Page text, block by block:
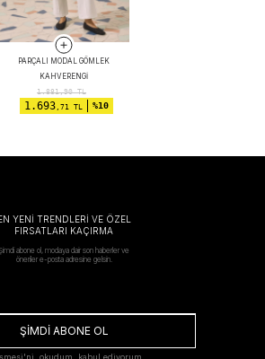
PARÇALI MODAL GÖMLEK
KAHVERENGI
1.881,90TL
1.693,71 TL %10
YENİ TRENDLERİ VE ÖZEL
FIRSATLARI KAÇIRMA
abone ol, modaya dair son haberler ve
öneriler e-posta adresine gelsin.
ŞİMDİ ABONE OL
, okudum, kabul ediyorum.